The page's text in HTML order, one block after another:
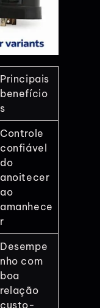
Principais
benefício
s
Controle
confiável
do
anoitecer
ao
amanhece
r
Desempe
nho com
boa
relação
custo-